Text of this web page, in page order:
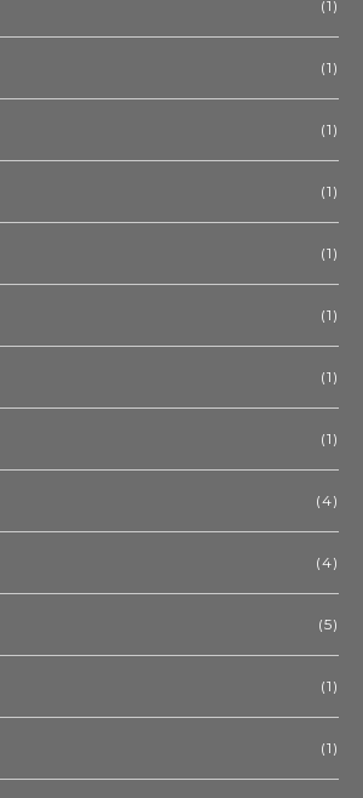
(1)
(1)
(1)
(1)
(1)
(1)
(1)
(1)
(4)
(4)
(5)
(1)
(1)